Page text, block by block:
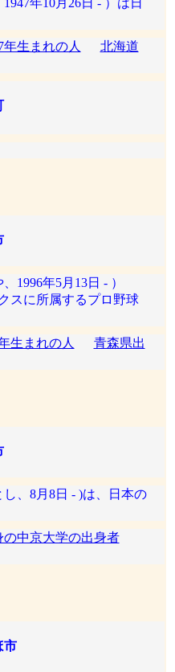
年10月26日 - ）は日
年生まれの人
北海道
1996年5月13日 - ）
スに所属するプロ野球
生まれの人
青森県出
、8月8日 - )は、日本の
の中京大学の出身者